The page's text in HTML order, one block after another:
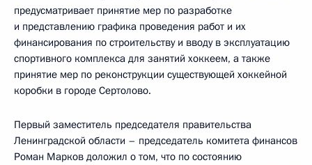
предусматривает принятие мер по разработке
и представлению графика проведения работ и их
финансирования по строительству и вводу в эксплуатацию
спортивного комплекса для занятий хоккеем, а также
принятие мер по реконструкции существующей хоккейной
коробки в городе Сертолово.
Первый заместитель председателя правительства
Ленинградской области – председатель комитета финансов
Роман Марков доложил о том, что по состоянию